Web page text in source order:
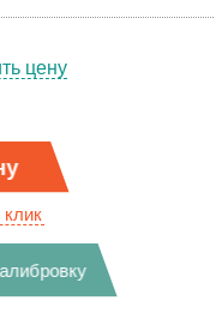
цену
клик